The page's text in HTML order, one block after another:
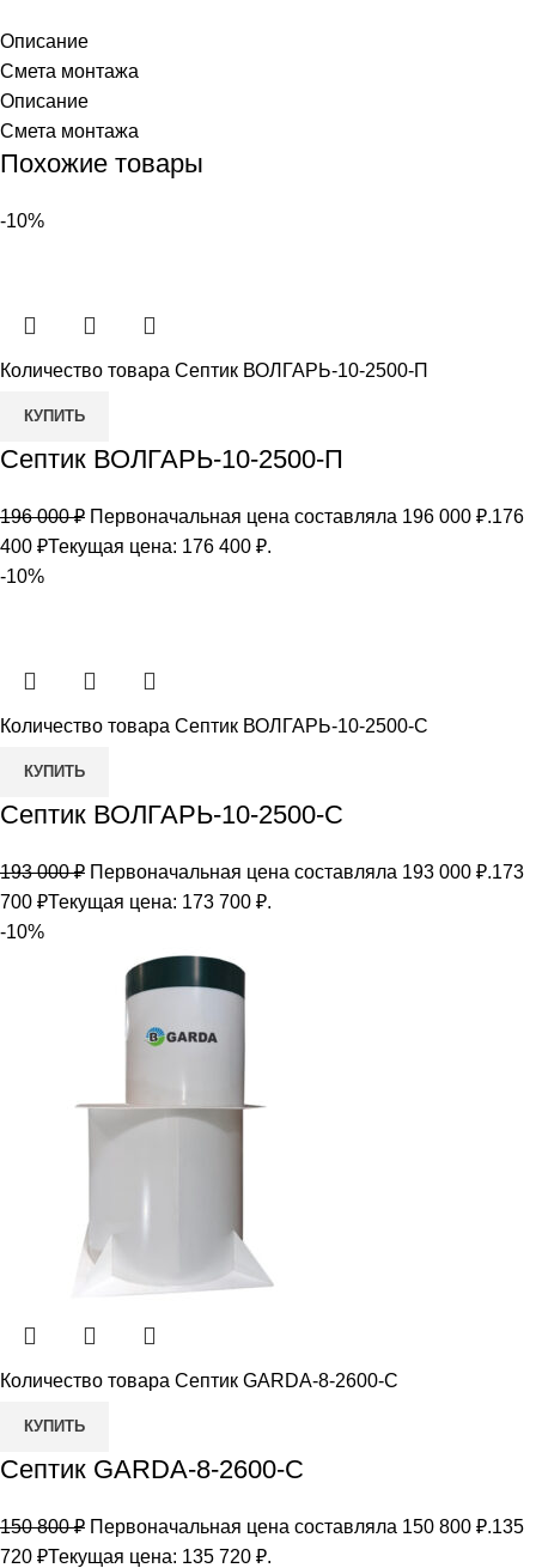
Описание
Смета монтажа
Описание
Смета монтажа
Похожие товары
-10%
Количество товара Септик ВОЛГАРЬ-10-2500-П
КУПИТЬ
Септик ВОЛГАРЬ-10-2500-П
196 000₽ Первоначальная цена составляла 196 000 ₽.176
400 ₽Текущая цена: 176 400 ₽.
-10%
Количество товара Септик ВОЛГАРЬ-10-2500-С
КУПИТЬ
Септик ВОЛГАРЬ-10-2500-С
193 000₽ Первоначальная цена составляла 193 000 ₽.173
700 ₽Текущая цена: 173 700 ₽.
-10%
Количество товара Септик GARDA-8-2600-С
КУПИТЬ
Септик GARDA-8-2600-С
150 800₽ Первоначальная цена составляла 150 800 ₽.135
720 ₽Текущая цена: 135 720 ₽.